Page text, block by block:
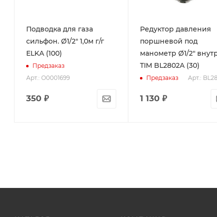
Подводка для газа
сильфон. Ø1/2" 1,0м г/г
ELKA (100)
Предзаказ
Арт.: О0001699
350 ₽
Редуктор давления
поршневой под
манометр Ø1/2"
TIM BL2802A (30)
Предзаказ Арт.:
1 130 ₽